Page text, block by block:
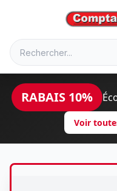
RABAIS 10%
Voir